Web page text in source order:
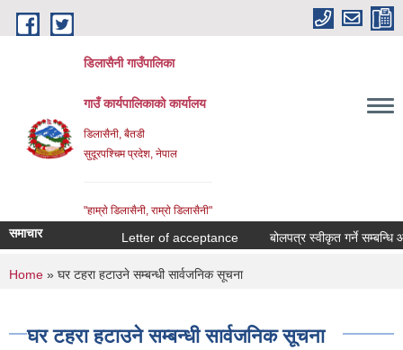
Skip to main content
डिलासैनी गाउँपालिका
गाउँ कार्यपालिकाको कार्यालय
डिलासैनी, बैतडी
सुदूरपश्चिम प्रदेश, नेपाल
"हाम्राे डिलासैनी, राम्राे डिलासैनी"
समाचार Letter of acceptance बोलपत्र स्वीकृत गर्ने सम्बन्धि
You are here
Home » घर टहरा हटाउने सम्बन्धी सार्वजनिक सूचना
घर टहरा हटाउने सम्बन्धी सार्वजनिक सूचना